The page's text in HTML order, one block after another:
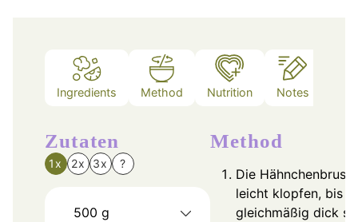
Ingredients Method Nutrition Notes
Zutaten
1x 2x 3x ?
500 g
Method
Die
leicht klopfen, bis
gleichmäßig dick